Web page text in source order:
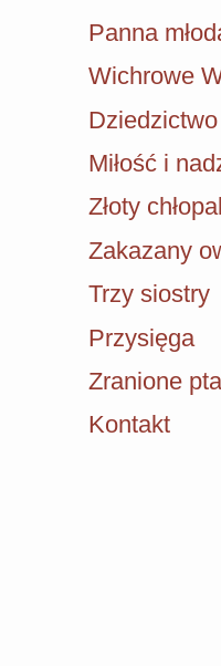
Panna
Wichrowe
Dziedzictwo
Miłość i
Złoty
Zakazany
Trzy siostry
Przysięga
Zranione
Kontakt